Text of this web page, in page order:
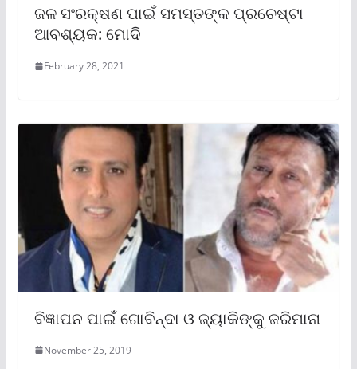
ଜଳ ସଂରକ୍ଷଣ ପାଇଁ ସମସ୍ତଙ୍କ ପ୍ରଚେଷ୍ଟା
ଆବଶ୍ୟକ: ମୋଦି
February 28, 2021
ବିଜ୍ଞାପନ ପାଇଁ ଗୋବିନ୍ଦା ଓ ଜ୍ୟାକିଙ୍କୁ ଜରିମାନା
November 25, 2019